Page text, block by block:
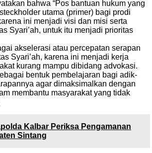
bahwa “Pos bantuan hukum yang
utama (primer) bagi prodi
ini menjadi visi dan misi serta
Syari’ah, untuk itu menjadi prioritas
akselerasi atau percepatan serapan
Syari’ah, karena ini menjadi kerja
kurang mampu dibidang advokasi.
bentuk pembelajaran bagi adik-
agar dimaksimalkan dengan
membantu masyarakat yang tidak
Kalbar Periksa Pengamanan
Sintang